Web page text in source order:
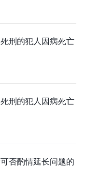
刑的犯人因病死亡
刑的犯人因病死亡
否酌情延长问题的